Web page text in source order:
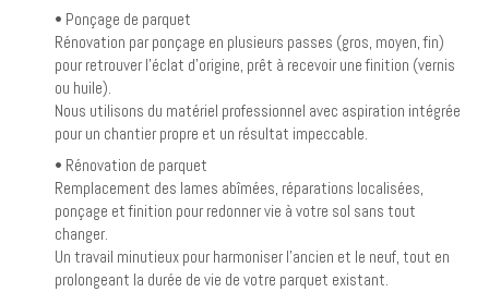
• Ponçage de parquet
Rénovation par ponçage en plusieurs passes (gros, moyen, fin)
pour retrouver l’éclat d’origine, prêt à recevoir une finition (vernis
ou huile).
Nous utilisons du matériel professionnel avec aspiration intégrée
pour un chantier propre et un résultat impeccable.
• Rénovation de parquet
Remplacement des lames abîmées, réparations localisées,
ponçage et finition pour redonner vie à votre sol sans tout
changer.
Un travail minutieux pour harmoniser l’ancien et le neuf, tout en
prolongeant la durée de vie de votre parquet existant.